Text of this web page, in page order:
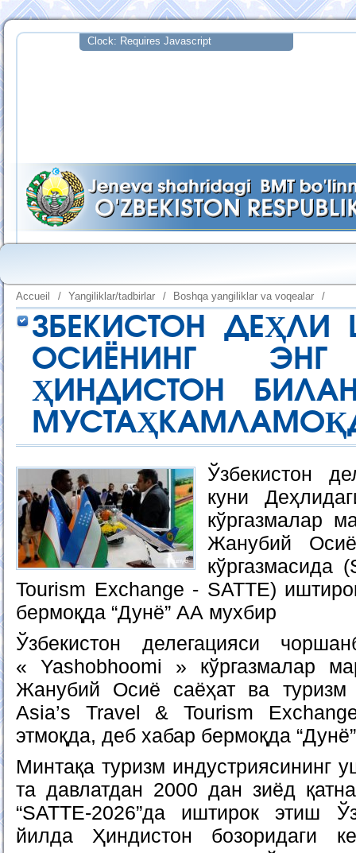
Accueil / Yangiliklar/tadbirlar / Boshqa yangiliklar va voqealar /
ЗБЕКИСТОН ДЕҲЛИ
ОСИЁНИНГ
ҲИНДИСТОН
Ўзбекистон
куни
кўргазмалар
Жанубий
кўргазмасида
Tourism Exchange - SATTE)
бермоқда “Дунё” АА мухбир
Ўзбекистон делегацияси
« Yashobhoomi » кўргазмалар
Жанубий Осиё саёҳат ва туризм
Asia’s Travel & Tourism
этмоқда, деб хабар бермоқда
Минтақа туризм индустриясининг
та давлатдан 2000 дан зиёд
“SATTE-2026”да иштирок этиш
йилда Ҳиндистон бозоридаги